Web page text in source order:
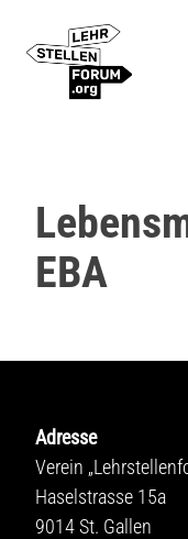
EBA
Adresse
Verein
Haselstrasse 15a
9014 St. Gallen